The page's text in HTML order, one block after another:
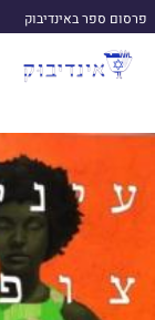
פרסום ספר באינדיבוק